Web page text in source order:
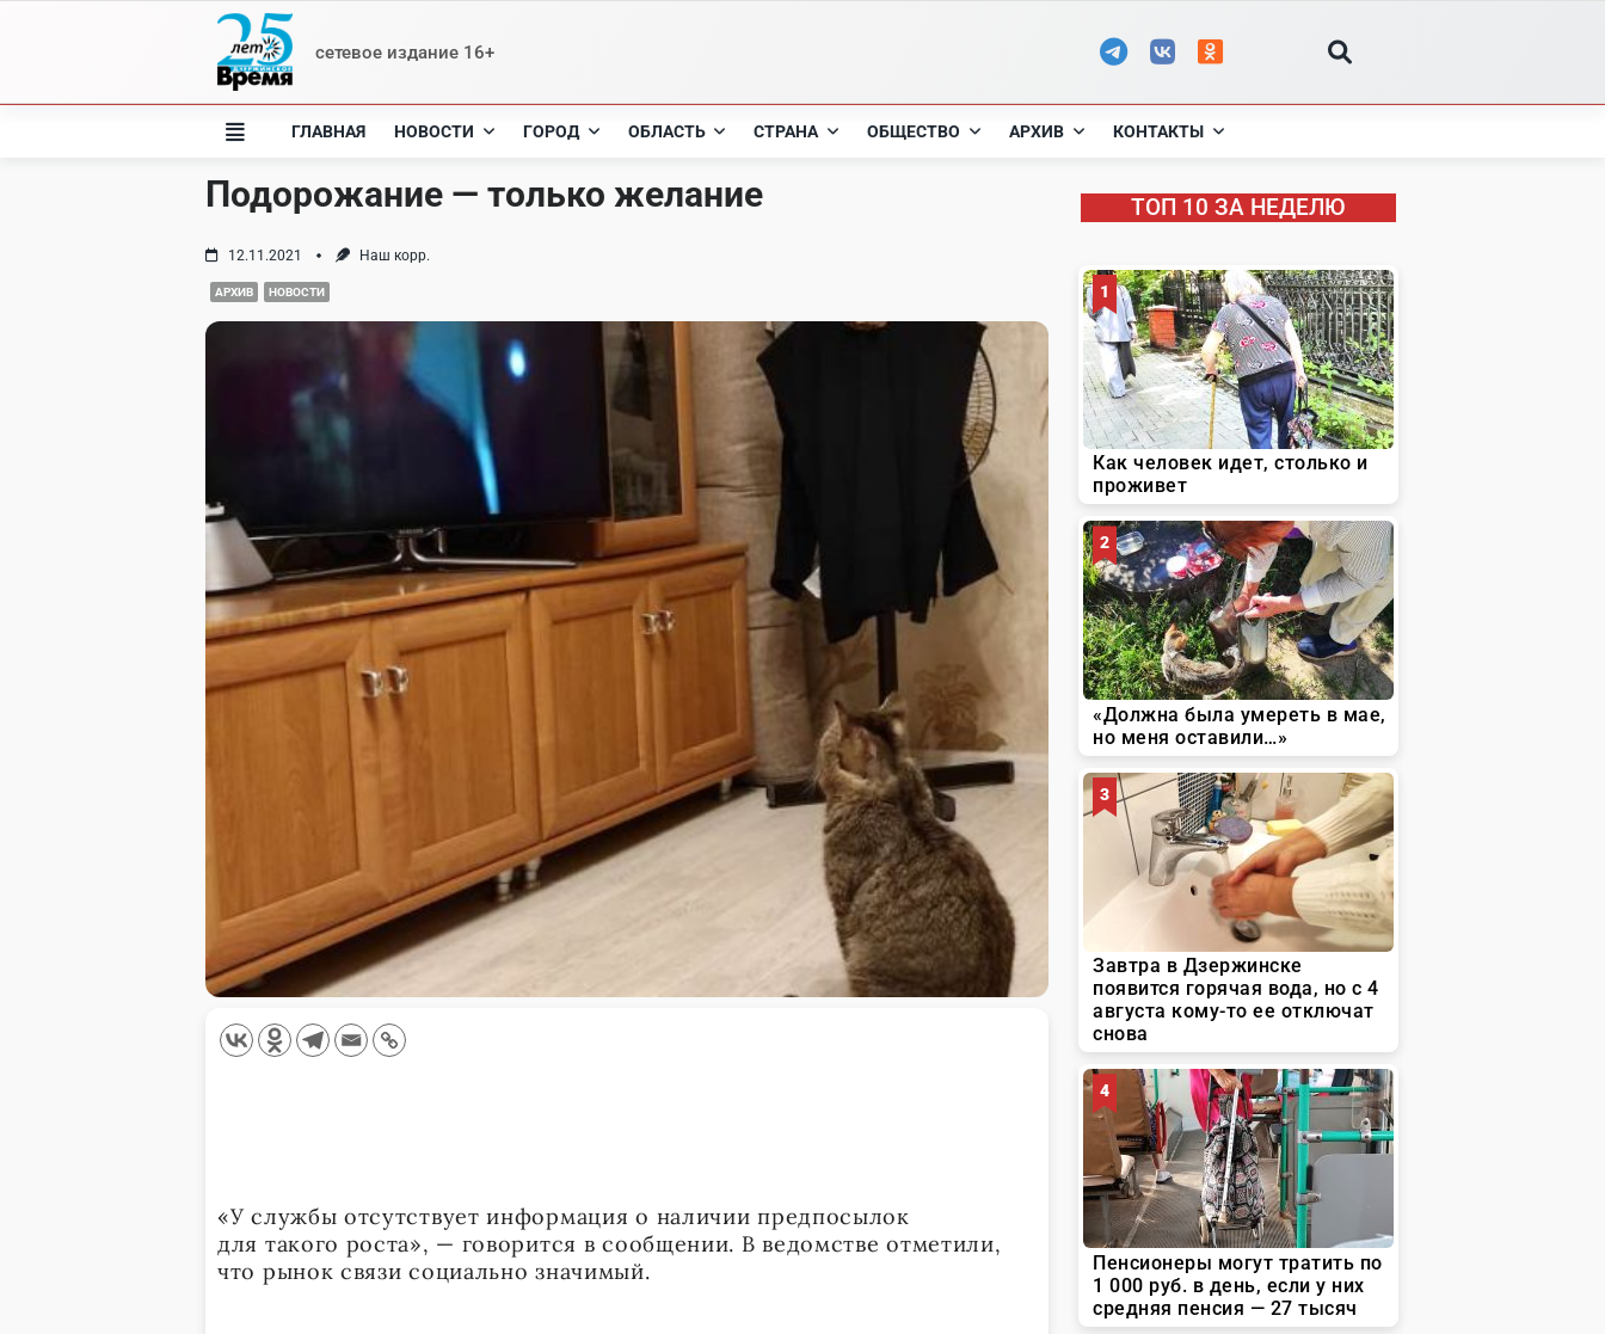
сетевое издание 16+
ГЛАВНАЯ НОВОСТИ ГОРОД ОБЛАСТЬ СТРАНА ОБЩЕСТВО АРХИВ КОНТАКТЫ
Подорожание — только желание
12.11.2021 Наш корр.
АРХИВ НОВОСТИ
«У службы отсутствует информация о наличии предпосылок
для такого роста», — говорится в сообщении. В ведомстве отметили,
что рынок связи социально значимый.
ТОП 10 ЗА НЕДЕЛЮ